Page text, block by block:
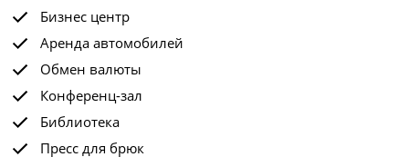
Бизнес центр
Аренда автомобилей
Обмен валюты
Конференц-зал
Библиотека
Пресс для брюк